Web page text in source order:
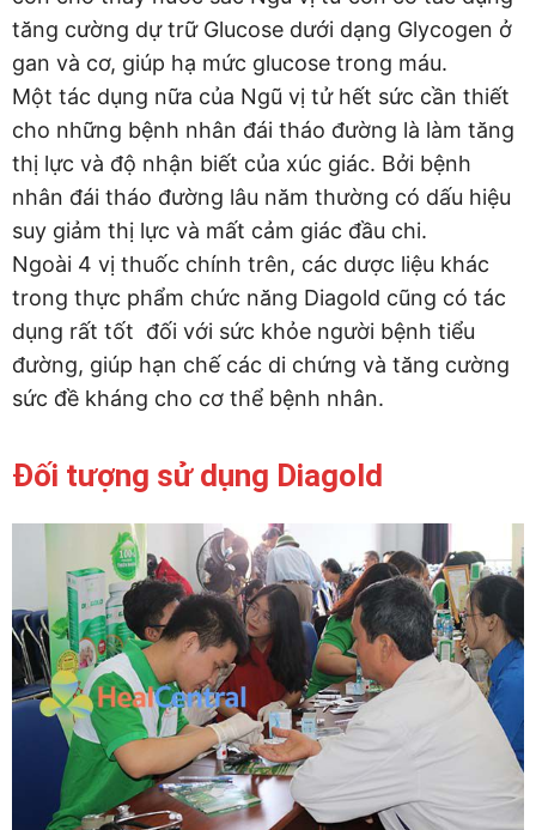
tăng cường dự trữ Glucose dưới dạng Glycogen ở
gan và cơ, giúp hạ mức glucose trong máu.
Một tác dụng nữa của Ngũ vị tử hết sức cần thiết
cho những bệnh nhân đái tháo đường là làm tăng
thị lực và độ nhận biết của xúc giác. Bởi bệnh
nhân đái tháo đường lâu năm thường có dấu hiệu
suy giảm thị lực và mất cảm giác đầu chi.
Ngoài 4 vị thuốc chính trên, các dược liệu khác
trong thực phẩm chức năng Diagold cũng có tác
dụng rất tốt đối với sức khỏe người bệnh tiểu
đường, giúp hạn chế các di chứng và tăng cường
sức đề kháng cho cơ thể bệnh nhân.
Đối tượng sử dụng Diagold